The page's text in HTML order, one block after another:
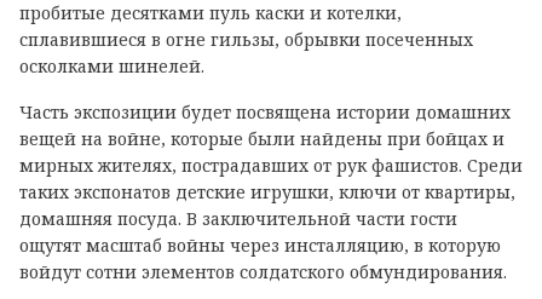
пробитые десятками пуль каски и котелки,
сплавившиеся в огне гильзы, обрывки посеченных
осколками шинелей.
Часть экспозиции будет посвящена истории домашних
вещей на войне, которые были найдены при бойцах и
мирных жителях, пострадавших от рук фашистов. Среди
таких экспонатов детские игрушки, ключи от квартиры,
домашняя посуда. В заключительной части гости
ощутят масштаб войны через инсталляцию, в которую
войдут сотни элементов солдатского обмундирования.